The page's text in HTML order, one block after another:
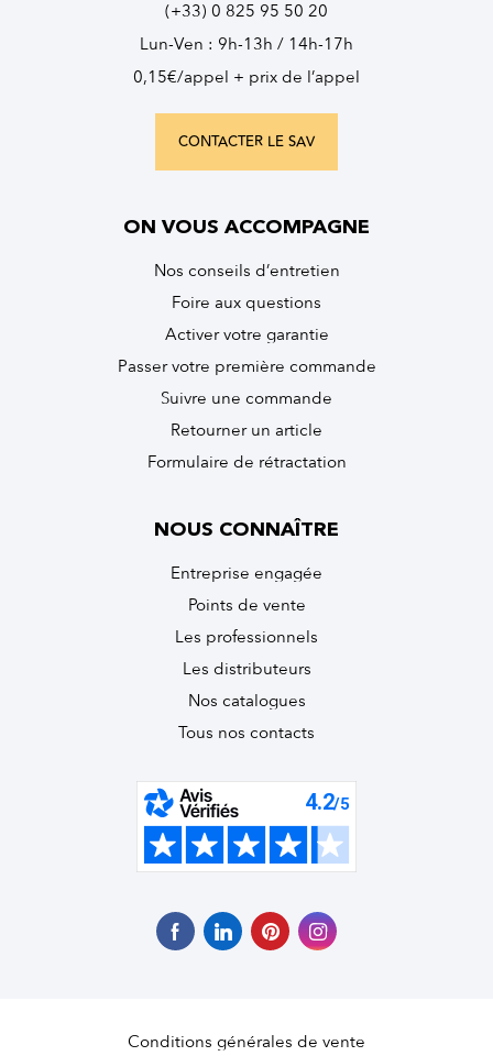
(+33) 0 825 95 50 20
Lun-Ven : 9h-13h / 14h-17h
0,15€/appel + prix de l’appel
CONTACTER LE SAV
ON VOUS ACCOMPAGNE
Nos conseils d’entretien
Foire aux questions
Activer votre garantie
Passer votre première commande
Suivre une commande
Retourner un article
Formulaire de rétractation
NOUS CONNAÎTRE
Entreprise engagée
Points de vente
Les professionnels
Les distributeurs
Nos catalogues
Tous nos contacts
Conditions générales de vente